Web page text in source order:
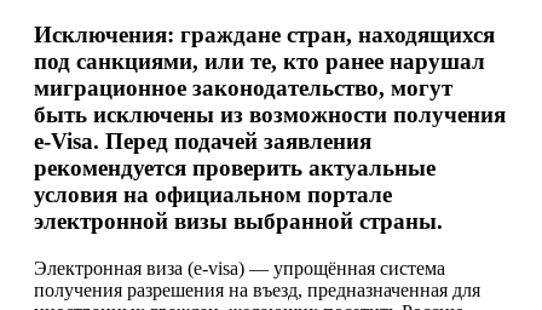
Исключения: граждане стран, находящихся
под санкциями, или те, кто ранее нарушал
миграционное законодательство, могут
быть исключены из возможности получения
e-Visa. Перед подачей заявления
рекомендуется проверить актуальные
условия на официальном портале
электронной визы выбранной страны.
Электронная виза (e-visa) — упрощённая система
получения разрешения на въезд, предназначенная для